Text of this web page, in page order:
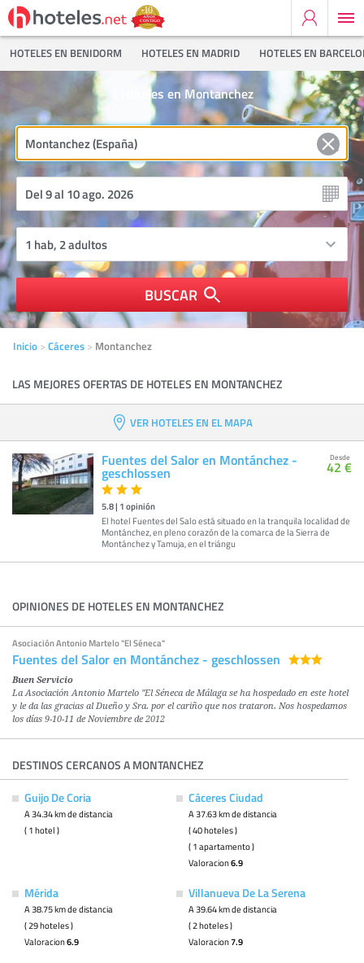
HOTELES EN BENIDORM HOTELES EN MADRID HOTELES EN
Hoteles en Montanchez
BUSCAR
Inicio Cáceres Montanchez
LAS MEJORES OFERTAS DE HOTELES EN MONTANCHEZ
VER HOTELES EN EL MAPA
Fuentes del Salor en Montánchez -
geschlossen
5.8| 1opinión
El hotel Fuentes del Salo está situado en la tranquila localidad de
Montánchez, en pleno corazón de la comarca de la Sierra de
Montánchez y Tamuja, en el triángu
Desde
42 €
OPINIONES DE HOTELES EN MONTANCHEZ
Asociación Antonio Martelo "El Séneca"
Fuentes del Salor en Montánchez - geschlossen
Buen Servicio
La Asociación Antonio Martelo "El Séneca de Málaga se ha hospedado en este hotel
y le da las gracias al Dueño y Sra. por el cariño que nos trataron. Nos hospedamos
los días 9-10-11 de Noviembre de 2012
DESTINOS CERCANOS A MONTANCHEZ
Guijo De Coria
A 34.34 km de distancia
( 1 hotel )
Cáceres Ciudad
A 37.63 km de distancia
( 40 hoteles )
( 1 apartamento )
Valoracion6.9
Mérida
A 38.75 km de distancia
( 29 hoteles )
Valoracion6.9
Villanueva De La Serena
A 39.64 km de distancia
( 2 hoteles )
Valoracion7.9